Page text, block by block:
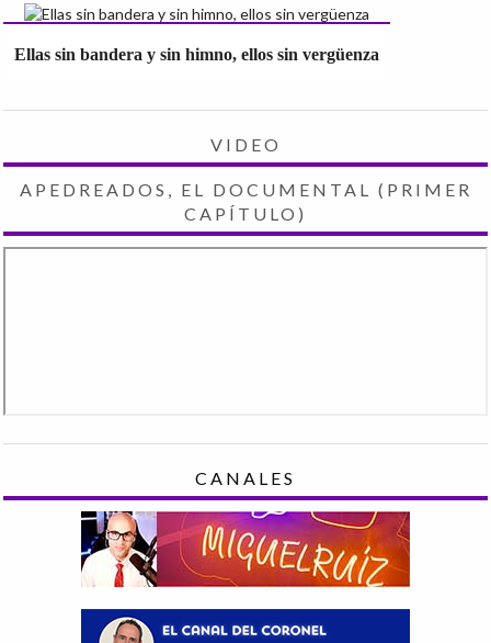
Ellas sin bandera y sin himno, ellos sin vergüenza
VIDEO
APEDREADOS, EL DOCUMENTAL (PRIMER
CAPÍTULO)
CANALES